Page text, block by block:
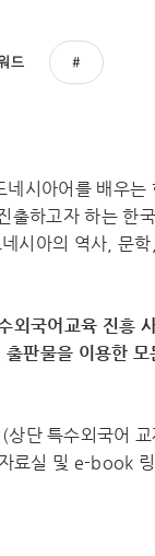
드
시아어를 배우
출하고자 하는 한
시아의 역사, 문
외국어교육 진흥
출판물을 이용한
단 특수외국어 교
료실 및 e-book